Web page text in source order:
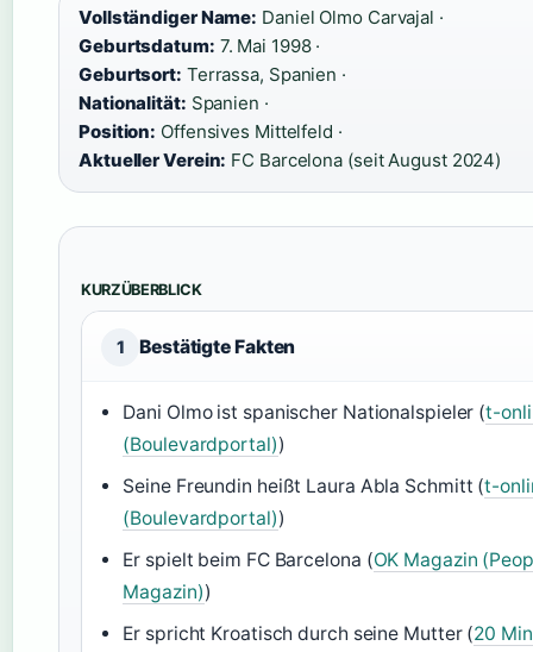
Vollständiger Name: Daniel Olmo Carvajal ·
Geburtsdatum: 7. Mai 1998 ·
Geburtsort: Terrassa, Spanien ·
Nationalität: Spanien ·
Position: Offensives Mittelfeld ·
Aktueller Verein: FC Barcelona (seit August 2024)
KURZÜBERBLICK
1 Bestätigte Fakten
Dani Olmo ist spanischer Nationalspieler (t-
(Boulevardportal))
Seine Freundin heißt Laura Abla Schmitt (t-
(Boulevardportal))
Er spielt beim FC Barcelona (OK Magazin
Magazin))
Er spricht Kroatisch durch seine Mutter (20